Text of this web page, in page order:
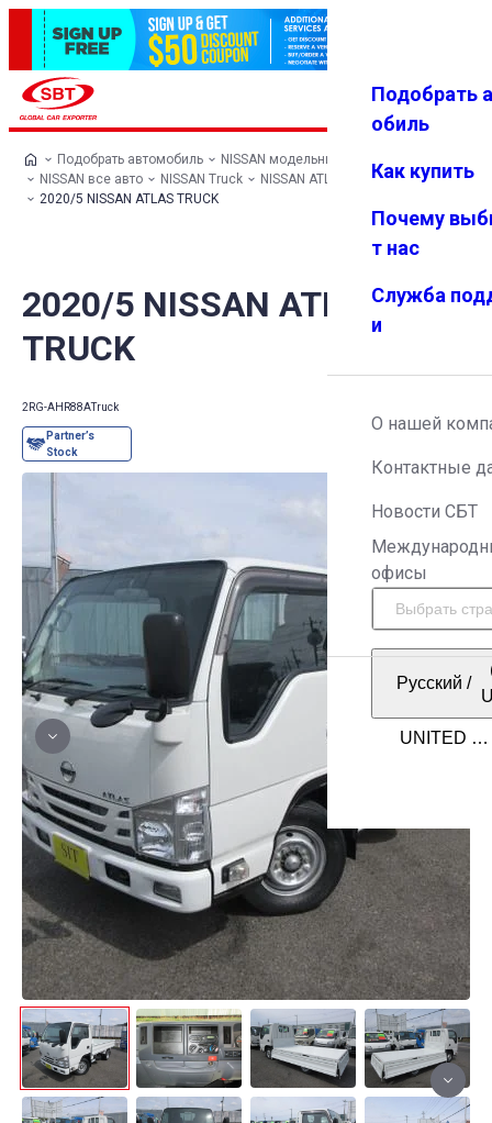
Избранн
Меню
Подобрать
обиль
Как купить
Почему
т нас
Служба
и
О нашей
Контактные
Новости СБТ
офисы
Русский /
Подобрать автомобиль
NISSAN модельный ряд
NISSAN все авто
NISSAN Truck
NISSAN ATLAS TRUCK
2020/5 NISSAN ATLAS TRUCK
2020/5 NISSAN ATLAS
TRUCK
2RG-AHR88ATruck